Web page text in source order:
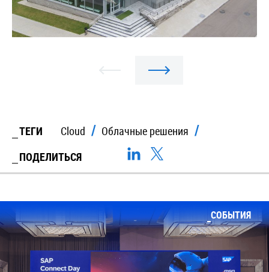
ТЕГИ Cloud
Облачные решения
ПОДЕЛИТЬСЯ
СОБЫТИЯ